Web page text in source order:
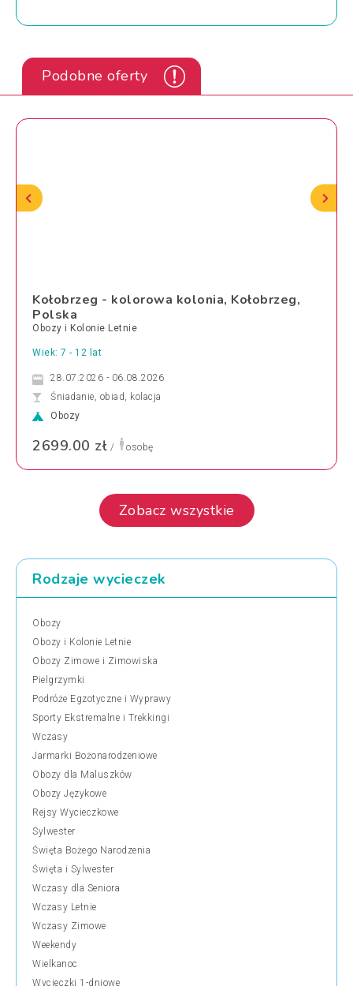
Podobne oferty
Kołobrzeg - kolorowa kolonia, Kołobrzeg,
Polska
Obozy i Kolonie Letnie
Wiek: 7 - 12 lat
28.07.2026 - 06.08.2026
Śniadanie, obiad, kolacja
Obozy
2699.00 zł / osobę
Zobacz wszystkie
Rodzaje wycieczek
Obozy
Obozy i Kolonie Letnie
Obozy Zimowe i Zimowiska
Pielgrzymki
Podróże Egzotyczne i Wyprawy
Sporty Ekstremalne i Trekkingi
Wczasy
Jarmarki Bożonarodzeniowe
Obozy dla Maluszków
Obozy Językowe
Rejsy Wycieczkowe
Sylwester
Święta Bożego Narodzenia
Święta i Sylwester
Wczasy dla Seniora
Wczasy Letnie
Wczasy Zimowe
Weekendy
Wielkanoc
Wycieczki 1-dniowe